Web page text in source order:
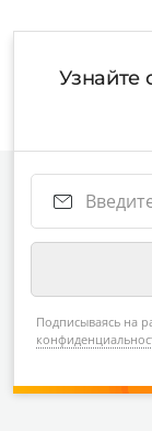
Узнайте
Подписываясь на